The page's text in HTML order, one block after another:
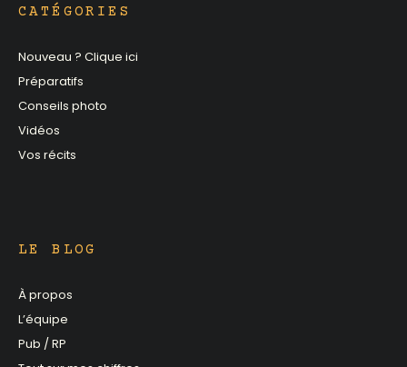
CATÉGORIES
Nouveau ? Clique ici
Préparatifs
Conseils photo
Vidéos
Vos récits
LE BLOG
À propos
L’équipe
Pub / RP